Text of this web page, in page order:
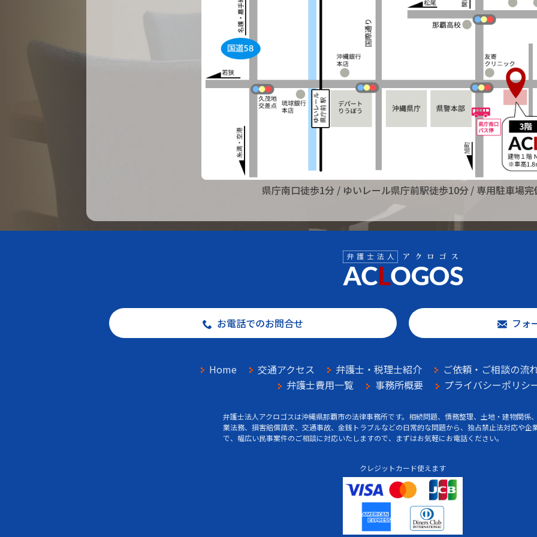
県庁南口徒歩1分 / ゆいレール県庁前駅徒歩10分/ 専用駐車場完
お電話でのお問合せ フォ
Home 交通アクセス 弁護士・税理士紹介
ご依頼・ご相談の流
弁護士費用一覧
事務所概要 プライバシーポリシ
弁護士法人アクロゴスは沖縄県那覇市の法律事務所です。相続問題、債務整理、土地・建物関係
業法務、損害賠償請求、交通事故、金銭トラブルなどの日常的な問題から、独占禁止法対応や企
で、幅広い民事案件のご相談に対応いたしますので、まずはお気軽にお電話ください。
クレジットカード使えます